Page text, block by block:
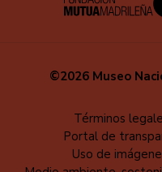
©2026 Museo
Pie
Términos
Portal de
Uso de